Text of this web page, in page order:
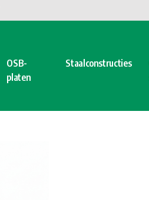
OSB-
platen
Staalconstructies